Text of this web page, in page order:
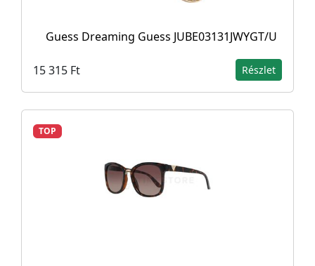
Guess Dreaming Guess JUBE03131JWYGT/U
15 315 Ft Részlet
TOP